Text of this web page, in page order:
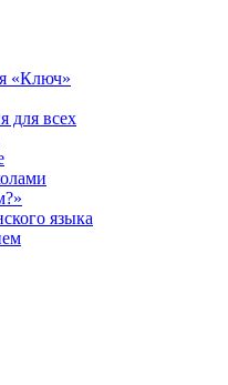
«Ключ»
для всех
языка